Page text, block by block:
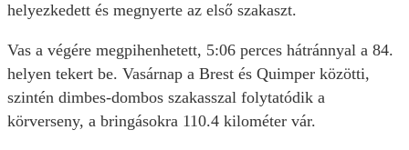
helyezkedett és megnyerte az első szakaszt.
Vas a végére megpihenhetett, 5:06 perces hátránnyal a 84.
helyen tekert be. Vasárnap a Brest és Quimper közötti,
szintén dimbes-dombos szakasszal folytatódik a
körverseny, a bringásokra 110.4 kilométer vár.